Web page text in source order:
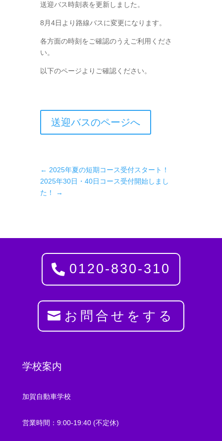
送迎バス時刻表を更新しました。
8月4日より路線バスに変更になります。
各方面の時刻をご確認のうえご利用くださ
い。
以下のページよりご確認ください。
送迎バスのページへ
← 2025年夏の短期コース受付スタート！
2025年30日・40日コース受付開始しまし
た！
→
0120-830-310
お問合せをする
学校案内
加賀自動車学校
営業時間：9:00-19:40 (不定休)